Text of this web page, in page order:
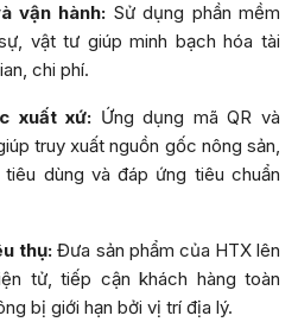
vận hành: Sử dụng phần mềm
vật tư giúp minh bạch hóa tài
chi phí.
xuất xứ: Ứng dụng mã QR và
truy xuất nguồn gốc nông sản,
dùng và đáp ứng tiêu chuẩn
thụ: Đưa sản phẩm của HTX lên
tử, tiếp cận khách hàng toàn
bị giới hạn bởi vị trí địa lý.